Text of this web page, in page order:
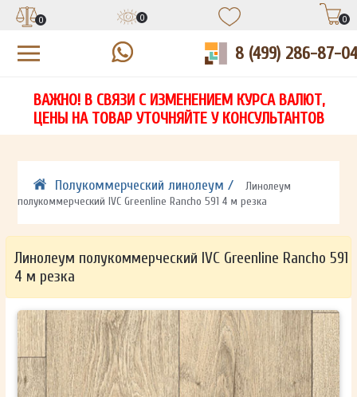
НА
СВЯЖЕТСЯ С ВАМИ В ТЕЧЕНИЕ 15 МИНУТ
ЗАПОЛНИТЕ ФОРМУ И НАШ МЕНЕДЖЕР
СВЯЖЕТСЯ С ВАМИ В ТЕЧЕНИЕ 15 МИНУТ
ОТПРАВИТЬ
Ваши данные не будут переданы третьим лицам
ЗАПОЛНИТЕ ФОРМУ И НАШ МЕНЕДЖЕР
СВЯЖЕТСЯ С ВАМИ В ТЕЧЕНИЕ 15 МИНУТ
ОТПРАВИТЬ
Ваши данные не будут переданы третьим лицам
0 0 0
8 (499) 286-87-04
ВАЖНО! В СВЯЗИ С ИЗМЕНЕНИЕМ КУРСА ВАЛЮТ,
ЦЕНЫ НА ТОВАР УТОЧНЯЙТЕ У КОНСУЛЬТАНТОВ
Полукоммерческий линолеум /
Линолеум
полукоммерческий IVC Greenline Rancho 591 4 м резка
Линолеум полукоммерческий IVC Greenline Rancho 591
4 м резка